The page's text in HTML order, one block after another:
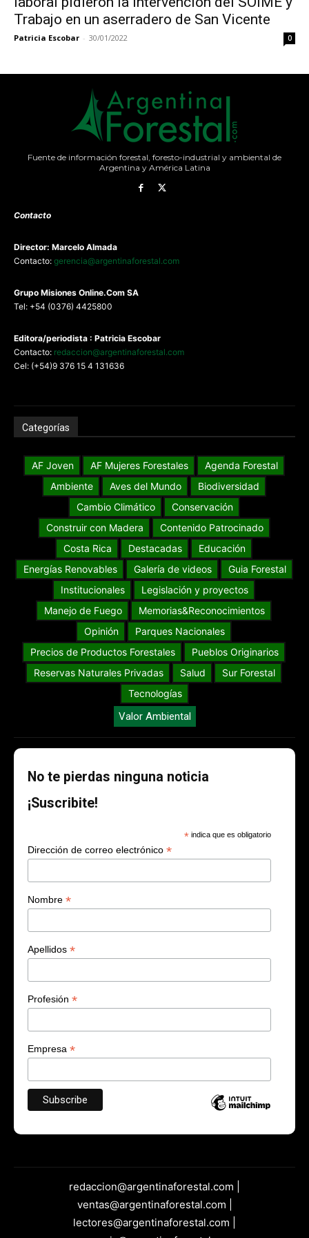
Trabajo en un aserradero de San Vicente
Patricia Escobar - 30/01/2022 0
Fuente de información forestal, foresto-industrial y ambiental de
Argentina y América Latina
Contacto
Director: Marcelo Almada
Contacto: gerencia@argentinaforestal.com
Grupo Misiones Online.Com SA
Tel: +54 (0376) 4425800
Editora/periodista : Patricia Escobar
Contacto: redaccion@argentinaforestal.com
Cel: (+54)9 376 15 4 131636
Categorías
AF Joven AF Mujeres Forestales
Agenda Forestal
Ambiente
Aves del Mundo
Biodiversidad
Cambio Climático
Conservación
Construir con Madera
Contenido Patrocinado
Costa Rica
Destacadas
Educación
Energías Renovables
Galería de videos
Guia Forestal
Institucionales
Legislación y proyectos
Manejo de Fuego
Memorias&Reconocimientos
Opinión
Parques Nacionales
Precios de Productos Forestales
Pueblos Originarios
Reservas Naturales Privadas
Salud
Sur Forestal
Tecnologías
Valor Ambiental
No te pierdas ninguna noticia
¡Suscribite!
* indica que es obligatorio
Dirección de correo electrónico *
Nombre *
Apellidos *
Profesión *
Empresa *
redaccion@argentinaforestal.com |
ventas@argentinaforestal.com |
lectores@argentinaforestal.com |